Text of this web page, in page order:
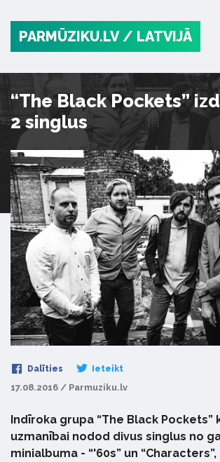
PARMŪZIKU.LV / LATVIJĀ
“The Black Pockets”
2 singlus
Dalīties Ieteikt
17.08.2016 / Parmuziku.lv
Indīroka grupa “The Black Pockets”
uzmanībai nodod divus singlus no
minialbuma - “'60s” un